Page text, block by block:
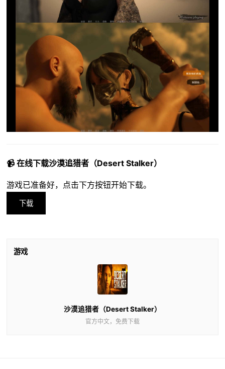
📹 在线下载沙漠追猎者（Desert Stalker）
游戏已准备好，点击下方按钮开始下载。
下载
游戏
沙漠追猎者（Desert Stalker）
官方中文，免费下载